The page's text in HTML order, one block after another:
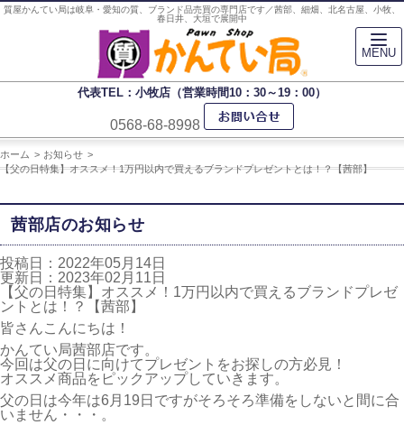
質屋かんてい局は岐阜・愛知の質、ブランド品売買の専門店です／茜部、細畑、北名古屋、小牧、
春日井、大垣で展開中
代表TEL：小牧店（営業時間10：30～19：00）
0568-68-8998
ホーム
お知らせ
【父の日特集】オススメ！1万円以内で買えるブランドプレゼントとは！？【茜部】
茜部店のお知らせ
投稿日：2022年05月14日
更新日：2023年02月11日
【父の日特集】オススメ！1万円以内で買えるブランドプレゼ
ントとは！？【茜部】
皆さんこんにちは！
かんてい局茜部店です。
今回は父の日に向けてプレゼントをお探しの方必見！
オススメ商品をピックアップしていきます。
父の日は今年は6月19日ですがそろそろ準備をしないと間に合
いません・・・。
MENU